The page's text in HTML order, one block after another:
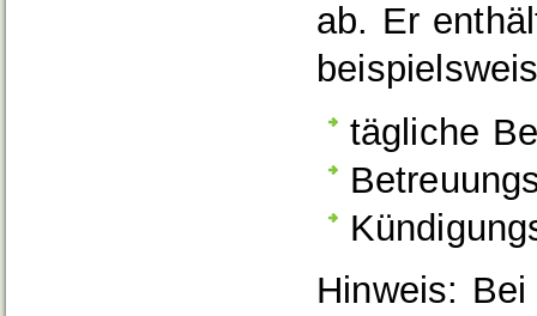
ab. Er
tägliche
Hinweis: